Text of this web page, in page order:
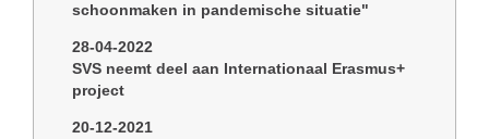
schoonmaken in pandemische situatie"
28-04-2022
SVS neemt deel aan Internationaal Erasmus+
project
20-12-2021